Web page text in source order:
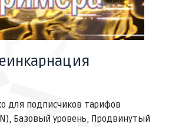
ッ
для подписчиков тарифов
Базовый уровень, Продвинутый